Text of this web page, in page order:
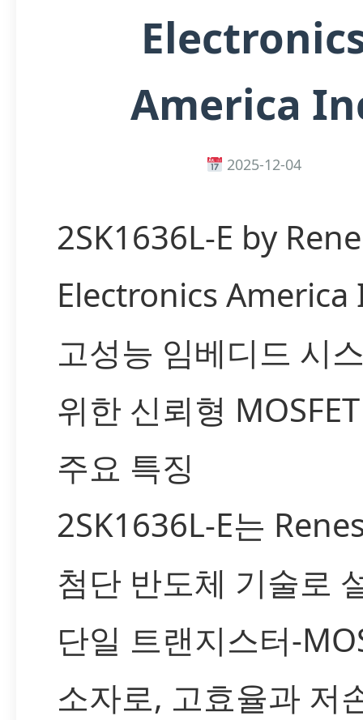
America
2025-12-04
2SK1636L-E by
Electronics
고성능 임베디드 시
위한 신뢰형 MOSFET
주요 특징
2SK1636L-E는
첨단 반도체 기술로
단일 트랜지스터-
소자로, 고효율과 저